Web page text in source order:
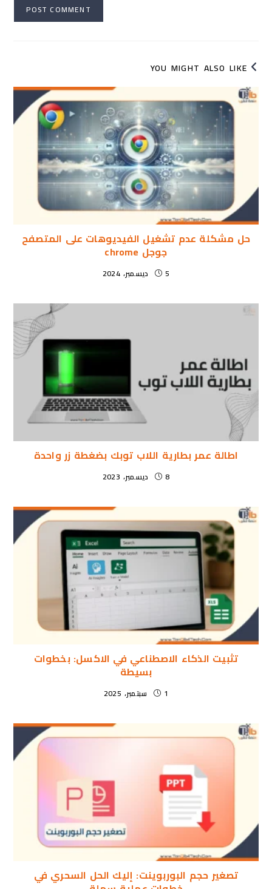
YOU MIGHT ALSO LIKE
حل مشكلة عدم تشغيل الفيديوهات على المتصفح
جوجل chrome
5 ديسمبر، 2024
اطالة عمر بطارية اللاب توبك بضغطة زر واحدة
8 ديسمبر، 2023
تثبيت الذكاء الاصطناعي في الاكسل: بخطوات
بسيطة
1 سبتمبر، 2025
تصغير حجم البوربوينت: إليك الحل السحري في